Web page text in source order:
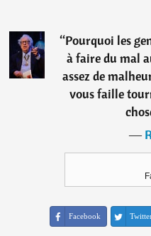
“Pourquoi les
à faire du mal
assez de
vous faille
―
Facebook